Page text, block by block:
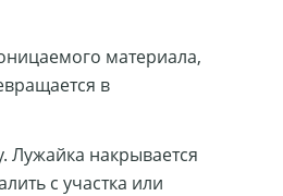
материала,
в
Лужайка накрывается
с участка или